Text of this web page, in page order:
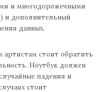
и многодорожечными
и дополнительный
данных.
стоит обратить
Ноутбук должен
падения и
стоит